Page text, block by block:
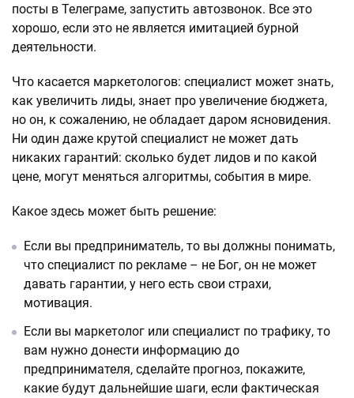
посты в Телеграме, запустить автозвонок. Все это
хорошо, если это не является имитацией бурной
деятельности.
Что касается маркетологов: специалист может знать,
как увеличить лиды, знает про увеличение бюджета,
но он, к сожалению, не обладает даром ясновидения.
Ни один даже крутой специалист не может дать
никаких гарантий: сколько будет лидов и по какой
цене, могут меняться алгоритмы, события в мире.
Какое здесь может быть решение:
Если вы предприниматель, то вы должны понимать,
что специалист по рекламе – не Бог, он не может
давать гарантии, у него есть свои страхи,
мотивация.
Если вы маркетолог или специалист по трафику, то
вам нужно донести информацию до
предпринимателя, сделайте прогноз, покажите,
какие будут дальнейшие шаги, если фактическая